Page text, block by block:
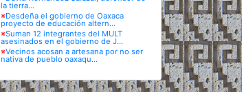
la tierra...
※Desdeña el gobierno de Oaxaca
proyecto de educación altern...
※Suman 12 integrantes del MULT
asesinados en el gobierno de J...
※Vecinos acosan a artesana por no ser
nativa de pueblo oaxaqu...